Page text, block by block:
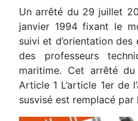
Un arrêté du 29 juillet
janvier 1994 fixant le
suivi et d’orientation
des professeurs
maritime. Cet arrêté
Article 1 L’article 1er de
susvisé est remplacé par